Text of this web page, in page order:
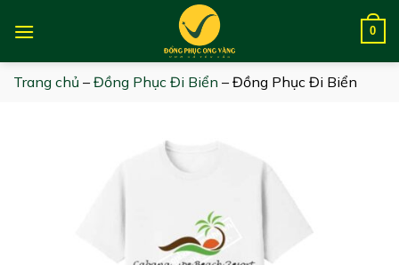
0
Trang chủ – Đồng Phục Đi Biển – Đồng Phục Đi Biển